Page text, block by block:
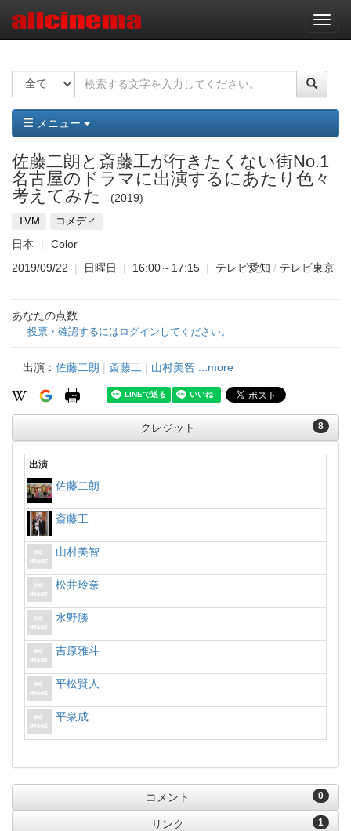
ナ
ビ
ー
ョ
ン
メニュー
佐藤二朗と斎藤工が行きたくない街No.1
名古屋のドラマに出演するにあたり色々
考えてみた
2019
TVM コメディ
日本
Color
2019/09/22
| 日曜日 | 16:00～17:15 | テレビ愛知 / テレビ東京
あなたの点数
投票・確認するにはログインしてください。
出演： 佐藤二朗 | 斎藤工 | 山村美智 ...more
8
クレジット
出演
佐藤二朗
斎藤工
山村美智
松井玲奈
水野勝
吉原雅斗
平松賢人
平泉成
0
コメント
1
リンク